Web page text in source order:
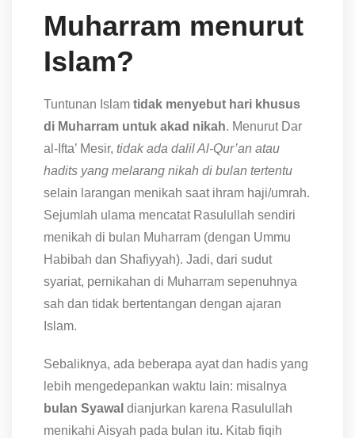
Muharram menurut
Islam?
Tuntunan Islam tidak menyebut hari khusus
di Muharram untuk akad nikah. Menurut Dar
al-Ifta’ Mesir, tidak ada dalil Al-Qur’an atau
hadits yang melarang nikah di bulan tertentu
selain larangan menikah saat ihram haji/umrah.
Sejumlah ulama mencatat Rasulullah sendiri
menikah di bulan Muharram (dengan Ummu
Habibah dan Shafiyyah). Jadi, dari sudut
syariat, pernikahan di Muharram sepenuhnya
sah dan tidak bertentangan dengan ajaran
Islam.
Sebaliknya, ada beberapa ayat dan hadis yang
lebih mengedepankan waktu lain: misalnya
bulan Syawal dianjurkan karena Rasulullah
menikahi Aisyah pada bulan itu. Kitab fiqih